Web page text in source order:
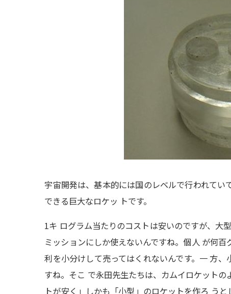
宇宙開発は、基本的には国のレベルで行われていて
できる巨大なロケッ トです。
1キ ログラム当たりのコストは安いのですが、 大
ミッションにしか使えないんですね。個人 が何百
利を小分けして売ってはくれないんです。 一 方、
すね。 そこ で永田先生たちは、 カムイロケットの
トが安く」しかも「小型」のロケットを作ろ うと